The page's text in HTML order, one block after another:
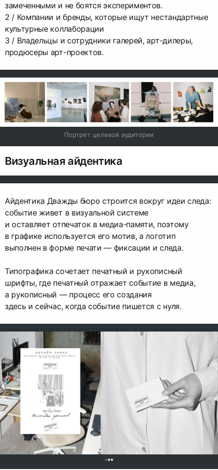
замеченными и не боятся экспериментов.
2 / Компании и бренды, которые ищут нестандартные
культурные коллаборации
3 / Владельцы и сотрудники галерей, арт-дилеры,
продюсеры арт-проектов.
Портрет целевой аудитории
Визуальная айдентика
Айдентика Дважды бюро строится вокруг идеи следа:
событие живет в визуальной системе
и оставляет отпечаток в медиа-памяти, поэтому
в графике используется его мотив, а логотип
выполнен в форме печати — фиксации и следа.
Типографика сочетает печатный и рукописный
шрифты, где печатный отражает событие в медиа,
а рукописный — процесс его создания
здесь и сейчас, когда событие пишется с нуля.